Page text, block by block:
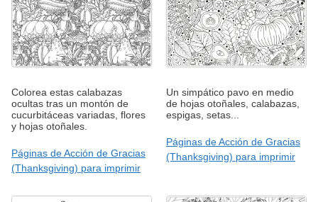
Colorea estas calabazas
ocultas tras un montón de
cucurbitáceas variadas, flores
y hojas otoñales.
Páginas de Acción de Gracias
(Thanksgiving) para imprimir
Un simpático pavo en medio
de hojas otoñales, calabazas,
espigas, setas...
Páginas de Acción de Gracias
(Thanksgiving) para imprimir